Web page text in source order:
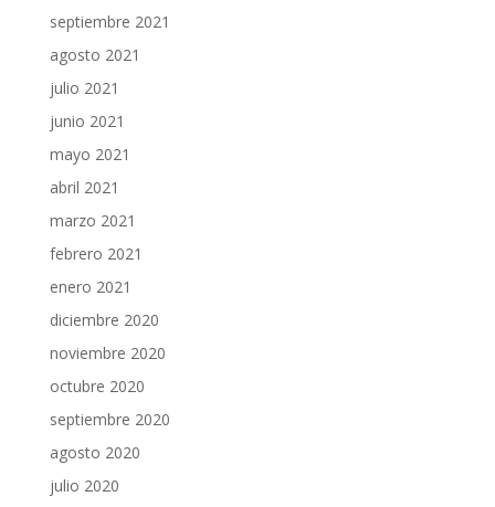
septiembre 2021
agosto 2021
julio 2021
junio 2021
mayo 2021
abril 2021
marzo 2021
febrero 2021
enero 2021
diciembre 2020
noviembre 2020
octubre 2020
septiembre 2020
agosto 2020
julio 2020